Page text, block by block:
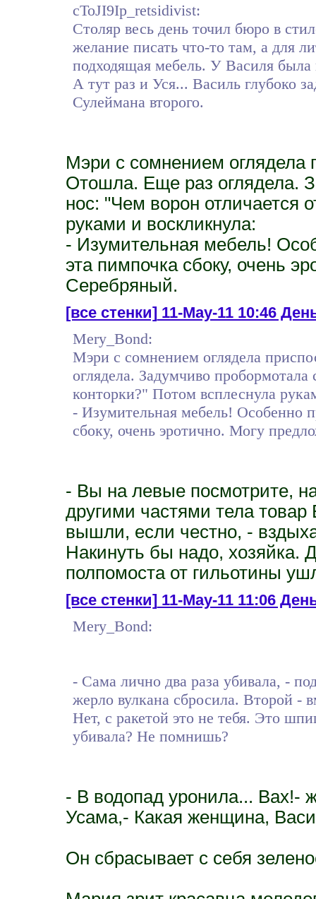
cToJI9Ip_retsidivist:
Столяр весь день точил бюро в
желание писать что-то там, а для
подходящая мебель. У Василя была
А тут раз и Уся... Василь глубоко
Сулеймана второго.
Мэри с сомнением оглядела
Отошла. Еще раз оглядела.
нос: "Чем ворон отличается
руками и воскликнула:
- Изумительная мебель!
эта пимпочка сбоку, очень
Серебряный.
[все стенки]11-May-11 10:46
Mery_Bond:
Мэри с сомнением оглядела
оглядела. Задумчиво
конторки?" Потом всплеснула
- Изумительная мебель! Особенно
сбоку, очень эротично. Могу
- Вы на левые посмотрите,
другими частями тела
вышли, если честно, -
Накинуть бы надо, хозяйка.
полпомоста от гильотины
[все стенки]11-May-11 11:06
Mery_Bond:
- Сама лично два раза убивала, -
жерло вулкана сбросила. Второй -
Нет, с ракетой это не тебя. Это
убивала? Не помнишь?
- В водопад уронила... Вах!-
Усама,- Какая женщина,
Он cбрасывает с себя